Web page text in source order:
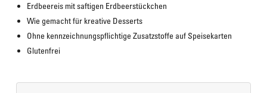
Erdbeereis mit saftigen Erdbeerstückchen
Wie gemacht für kreative Desserts
Ohne kennzeichnungspflichtige Zusatzstoffe auf Speisekarten
Glutenfrei